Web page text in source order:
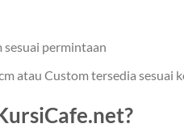
permintaan
atau Custom tersedia sesuai